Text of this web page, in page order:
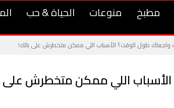
مطبخ منوعات الحياة & حب
واجعاك طول الوقت؟ الأسباب اللي ممكن متخطرش على بالك!
اللي ممكن متخطرش على